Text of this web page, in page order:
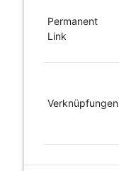
Permanent
Link
Verknüpfungen